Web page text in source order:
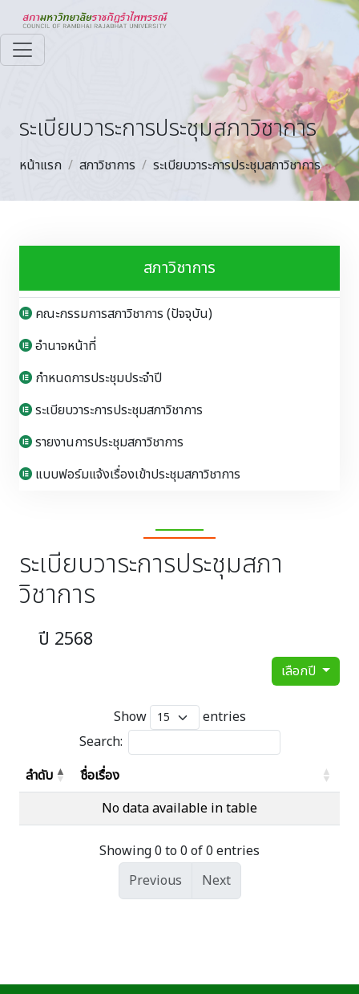
ระเบียบวาระการประชุมสภาวิชาการ
หน้าแรก สภาวิชาการ ระเบียบวาระการประชุมสภาวิชาการ
สภาวิชาการ
คณะกรรมการสภาวิชาการ (ปัจจุบัน)
อำนาจหน้าที่
กำหนดการประชุมประจำปี
ระเบียบวาระการประชุมสภาวิชาการ
รายงานการประชุมสภาวิชาการ
แบบฟอร์มแจ้งเรื่องเข้าประชุมสภาวิชาการ
ระเบียบวาระการประชุมสภา
วิชาการ
ปี 2568
เลือกปี
Show
entries
Search:
ลำดับ
ชื่อเรื่อง
No data available in table
Showing 0 to 0 of 0 entries
Previous
Next